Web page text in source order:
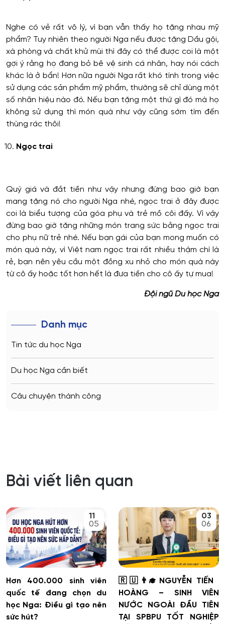
Nghe có vẻ rất vô lý, vì bạn vẫn thấy họ tặng nhau mỹ
phẩm? Tuy nhiên theo người Nga nếu được tặng Dầu gội,
xà phòng và chất khử mùi thì đây có thể được coi là một
gợi ý rằng họ đang bỏ bê vệ sinh cá nhân, hay nói cách
khác là ở bẩn! Hơn nữa người Nga rất khó tính trong việc
sử dụng các sản phẩm mỹ phẩm, thường sẽ chỉ dùng một
số nhãn hiệu nào đó. Nếu bạn tặng một thứ gì đó mà họ
không sử dụng thì món quà như vậy cũng sớm tìm đến
thùng rác thôi!
Ngọc trai
Quý giá và đắt tiền như vậy nhưng đừng bao giờ bạn
mang tặng nó cho người Nga nhé, ngọc trai ở đây được
coi là biểu tượng của góa phụ và trẻ mồ côi đấy. Vì vậy
đừng bao giờ tặng những món trang sức bằng ngọc trai
cho phụ nữ trẻ nhé. Nếu bạn gái của bạn mong muốn có
món quà này, vì Việt nam ngọc trai rất nhiều thậm chí là
rẻ, bạn nên yêu cầu một đồng xu nhỏ cho món quà này
từ cô ấy hoặc tốt hơn hết là đưa tiền cho cô ấy tự mua!
Đội ngũ Du học Nga
Danh mục
Tin tức du học Nga
Du học Nga cần biết
Câu chuyện thành công
Bài viết liên quan
11
05
Hơn 400.000 sinh viên
quốc tế đang chọn du
học Nga: Điều gì tạo nên
sức hút?
03
06
🇷🇺👨‍🎓NGUYỄN TIẾN
HOÀNG – SINH VIÊN
NƯỚC NGOÀI ĐẦU TIÊN
TẠI SPBPU TỐT NGHIỆP